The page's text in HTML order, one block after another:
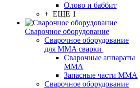
Олово и баббит
+ ЕЩЕ 1
Сварочное оборудование
Сварочное оборудование
для MMA сварки
Сварочные аппараты
MMA
Запасные части MMA
Сварочное оборудование